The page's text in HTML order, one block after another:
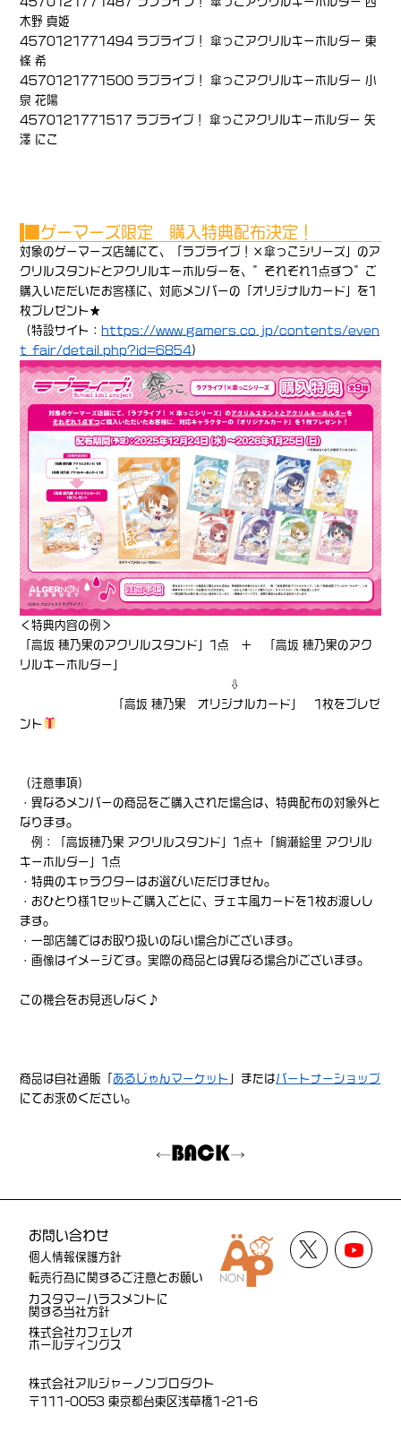
木野 真姫
4570121771494 ラブライブ！ 傘っこアクリルキーホルダー 東
條 希
4570121771500 ラブライブ！ 傘っこアクリルキーホルダー 小
泉 花陽
4570121771517 ラブライブ！ 傘っこアクリルキーホルダー 矢
澤 にこ
■ゲーマーズ限定 購入特典配布決定！
対象のゲーマーズ店舗にて、「ラブライブ！×傘っこシリーズ」のア
クリルスタンドとアクリルキーホルダーを、”それぞれ1点ずつ”ご
購入いただいたお客様に、対応メンバーの「オリジナルカード」を1
枚プレゼント★
（特設サイト： https://www.gamers.co.jp/contents/even
t_fair/detail.php?id=6854）
＜特典内容の例＞
「高坂 穂乃果のアクリルスタンド」1点 ＋ 「高坂 穂乃果のアク
リルキーホルダー」
⇩
「高坂 穂乃果 オリジナルカード」 1枚をプレゼ
ント
（注意事項）
・異なるメンバーの商品をご購入された場合は、特典配布の対象外と
なります。
例：「高坂穂乃果 アクリルスタンド」1点＋「絢瀬絵里 アクリル
キーホルダー」1点
・特典のキャラクターはお選びいただけません。
・おひとり様1セットご購入ごとに、チェキ風カードを1枚お渡しし
ます。
・一部店舗ではお取り扱いのない場合がございます。
・画像はイメージです。実際の商品とは異なる場合がございます。
この機会をお見逃しなく♪
商品は自社通販「あるじゃんマーケット 」またはパートナーショップ
にてお求めください。
BACK
お問い合わせ
個人情報保護方針
転売行為に関するご注意とお願い
カスタマーハラスメントに
関する当社方針
株式会社カフェレオ
ホールディングス
株式会社アルジャーノンプロダクト
〒111-0053 東京都台東区浅草橋1-21-6